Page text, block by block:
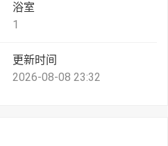
浴室
1
更新时间
2026-08-08 23:32